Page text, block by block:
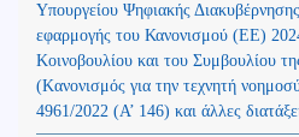
Υπουργείου Ψηφιακής
εφαρμογής του Κανονισμού (ΕΕ)
Κοινοβουλίου και του Συμβουλίου
(Kανονισμός για την τεχνητή
4961/2022 (Α’ 146) και άλλες